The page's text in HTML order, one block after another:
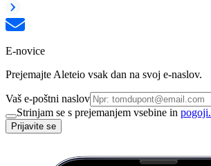
E-novice
Prejemajte Aleteio vsak dan na svoj e-naslov.
Vaš e-poštni naslov
Strinjam se s prejemanjem vsebine in pogoji.
Prijavite se